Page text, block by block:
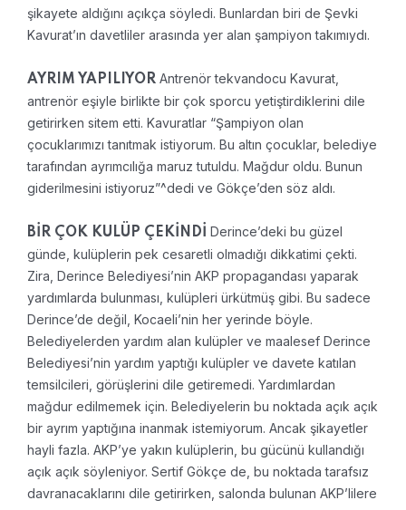
şikayete aldığını açıkça söyledi. Bunlardan biri de Şevki
Kavurat’ın davetliler arasında yer alan şampiyon takımıydı.
AYRIM YAPILIYOR Antrenör tekvandocu Kavurat,
antrenör eşiyle birlikte bir çok sporcu yetiştirdiklerini dile
getirirken sitem etti. Kavuratlar “Şampiyon olan
çocuklarımızı tanıtmak istiyorum. Bu altın çocuklar, belediye
tarafından ayrımcılığa maruz tutuldu. Mağdur oldu. Bunun
giderilmesini istiyoruz”^dedi ve Gökçe’den söz aldı.
BİR ÇOK KULÜP ÇEKİNDİ
Derince’deki bu güzel
günde, kulüplerin pek cesaretli olmadığı dikkatimi çekti.
Zira, Derince Belediyesi’nin AKP propagandası yaparak
yardımlarda bulunması, kulüpleri ürkütmüş gibi. Bu sadece
Derince’de değil, Kocaeli’nin her yerinde böyle.
Belediyelerden yardım alan kulüpler ve maalesef Derince
Belediyesi’nin yardım yaptığı kulüpler ve davete katılan
temsilcileri, görüşlerini dile getiremedi. Yardımlardan
mağdur edilmemek için. Belediyelerin bu noktada açık açık
bir ayrım yaptığına inanmak istemiyorum. Ancak şikayetler
hayli fazla. AKP’ye yakın kulüplerin, bu gücünü kullandığı
açık açık söyleniyor. Sertif Gökçe de, bu noktada tarafsız
davranacaklarını dile getirirken, salonda bulunan AKP’lilere